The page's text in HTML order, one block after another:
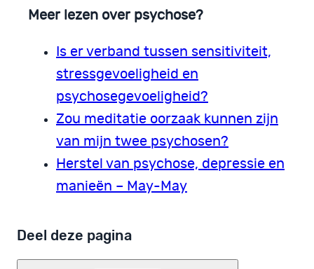
Meer lezen over psychose?
Is er verband tussen sensitiviteit,
stressgevoeligheid en
psychosegevoeligheid?
Zou meditatie oorzaak kunnen zijn
van mijn twee psychosen?
Herstel van psychose, depressie en
manieën – May-May
Deel deze pagina